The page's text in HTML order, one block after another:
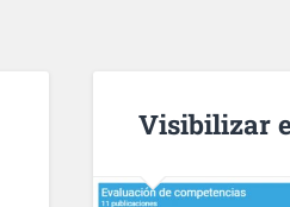
Visibilizar